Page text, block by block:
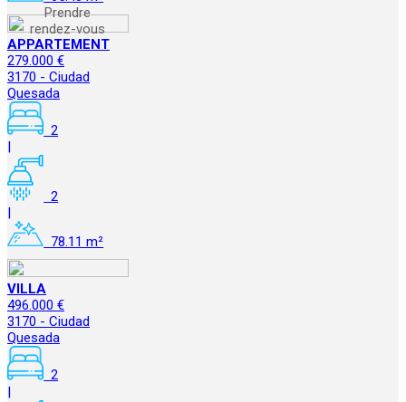
Prendre
rendez-vous
APPARTEMENT
279.000 €
3170 - Ciudad
Quesada
2
|
2
|
78.11 m²
VILLA
496.000 €
3170 - Ciudad
Quesada
2
|